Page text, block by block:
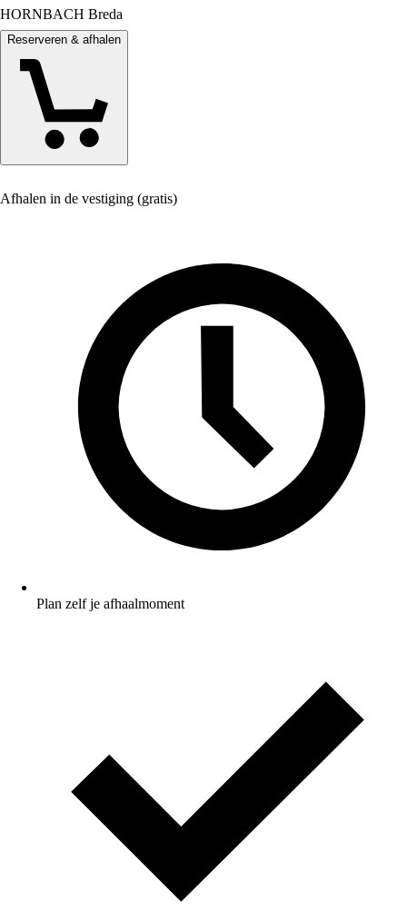
HORNBACH Breda
Reserveren & afhalen
Afhalen in de vestiging (gratis)
Plan zelf je afhaalmoment